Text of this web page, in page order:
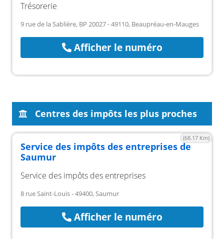
Trésorerie
9 rue de la Sablière, BP 20027 - 49110, Beaupréau-en-Mauges
Afficher le numéro
Centres des impôts les plus proches
(68.17 Km)
Service des impôts des entreprises de
Saumur
Service des impôts des entreprises
8 rue Saint-Louis - 49400, Saumur
Afficher le numéro